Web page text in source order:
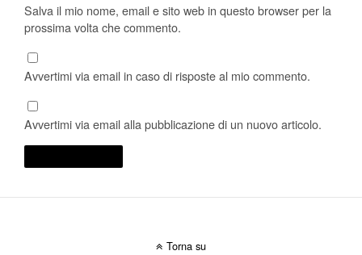
Salva il mio nome, email e sito web in questo browser per la
prossima volta che commento.
Avvertimi via email in caso di risposte al mio commento.
Avvertimi via email alla pubblicazione di un nuovo articolo.
Torna su